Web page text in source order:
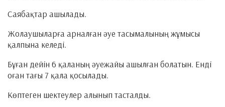
Саябақтар ашылады.
Жолаушыларға арналған әуе тасымалының жұмысы
қалпына келеді.
Бұған дейін 6 қаланың әуежайы ашылған болатын. Енді
оған тағы 7 қала қосылады.
Көптеген шектеулер алынып тасталды.